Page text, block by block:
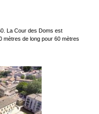
La Cour des Doms est
mètres de long pour 60 mètres